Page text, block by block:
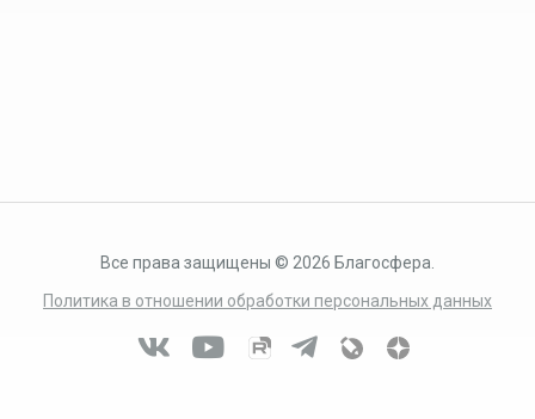
Все права защищены © 2026 Благосфера.
Политика в отношении обработки персональных данных